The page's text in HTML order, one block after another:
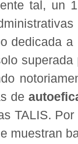
tal, un
dedicada
de
TALIS.
muestran